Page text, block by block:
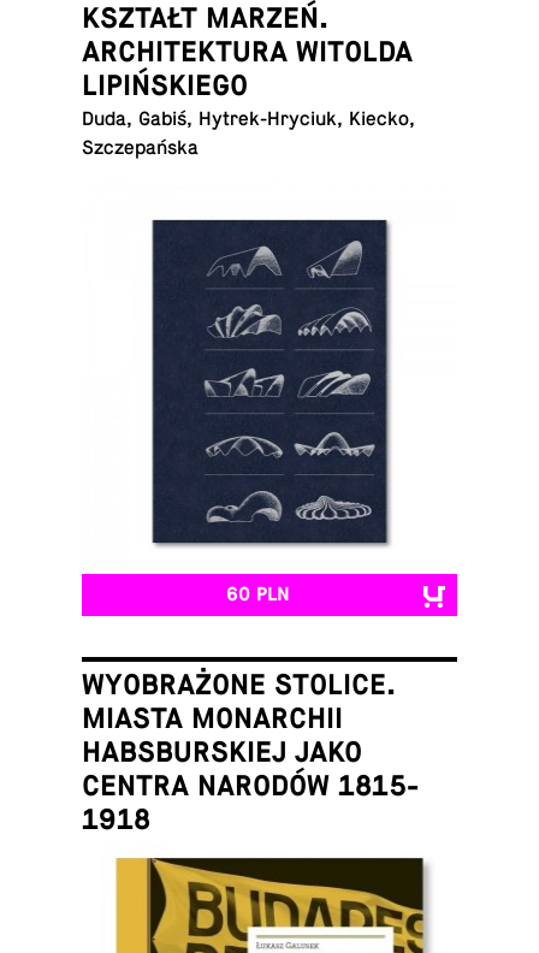
KSZTAŁT MARZEŃ.
ARCHITEKTURA WITOLDA
LIPIŃSKIEGO
Duda, Gabiś, Hy­trek-Hry­ciuk, Kiecko,
Szczepańska
60 PLN
WYOBRAŻONE STOLICE.
MIASTA MONARCHII
HABSBURSKIEJ JAKO
CENTRA NARODÓW 1815-
1918
Łukasz Galusek